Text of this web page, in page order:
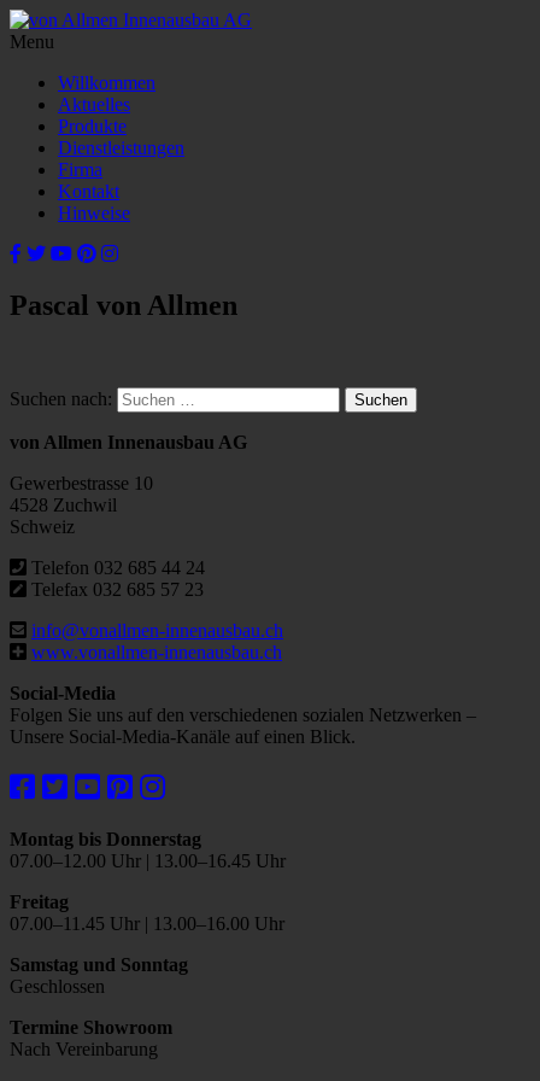
Menu
Willkommen
Aktuelles
Produkte
Dienstleistungen
Firma
Kontakt
Hinweise
Pascal von Allmen
Suchen nach:
von Allmen Innenausbau AG
Gewerbestrasse 10
4528 Zuchwil
Schweiz
Telefon 032 685 44 24
Telefax 032 685 57 23
info@vonallmen-innenausbau.ch
www.vonallmen-innenausbau.ch
Social-Media
Folgen Sie uns auf den verschiedenen sozialen Netzwerken –
Unsere Social-Media-Kanäle auf einen Blick.
Montag bis Donnerstag
07.00–12.00 Uhr | 13.00–16.45 Uhr
Freitag
07.00–11.45 Uhr | 13.00–16.00 Uhr
Samstag und Sonntag
Geschlossen
Termine Showroom
Nach Vereinbarung